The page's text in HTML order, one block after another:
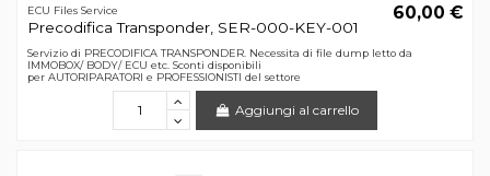
ECU Files Service
Precodifica Transponder, SER-000-KEY-001
60,00 €
Servizio di PRECODIFICA TRANSPONDER. Necessita di file dump letto da
IMMOBOX/ BODY/ ECU etc. Sconti disponibili
per AUTORIPARATORI e PROFESSIONISTI del settore
Aggiungi al carrello